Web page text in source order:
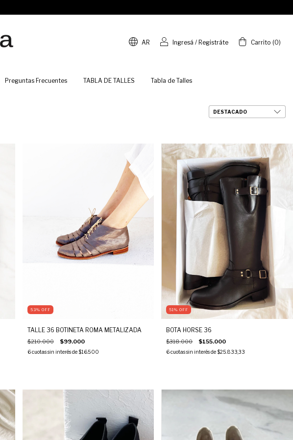
AR Ingresá / Registráte Carrito (0)
Preguntas Frecuentes TABLA DE TALLES Tabla de Talles
53% OFF
TALLE 36 BOTINETA ROMA METALIZADA
$210.000 $99.000
6 cuotas sin interés de$16.500
51%OFF
BOTA HORSE 36
$318.000 $155.000
6cuotas sin interés de$25.833,33